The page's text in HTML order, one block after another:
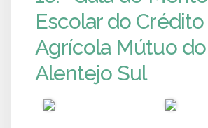
Escolar do Crédito
Agrícola Mútuo do
Alentejo Sul